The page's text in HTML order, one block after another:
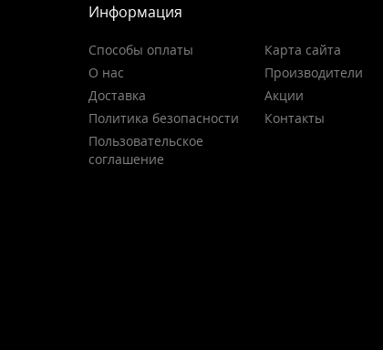
Информация
Способы оплаты
О нас
Доставка
Политика безопасности
Пользовательское
соглашение
Карта сайта
Производители
Акции
Контакты